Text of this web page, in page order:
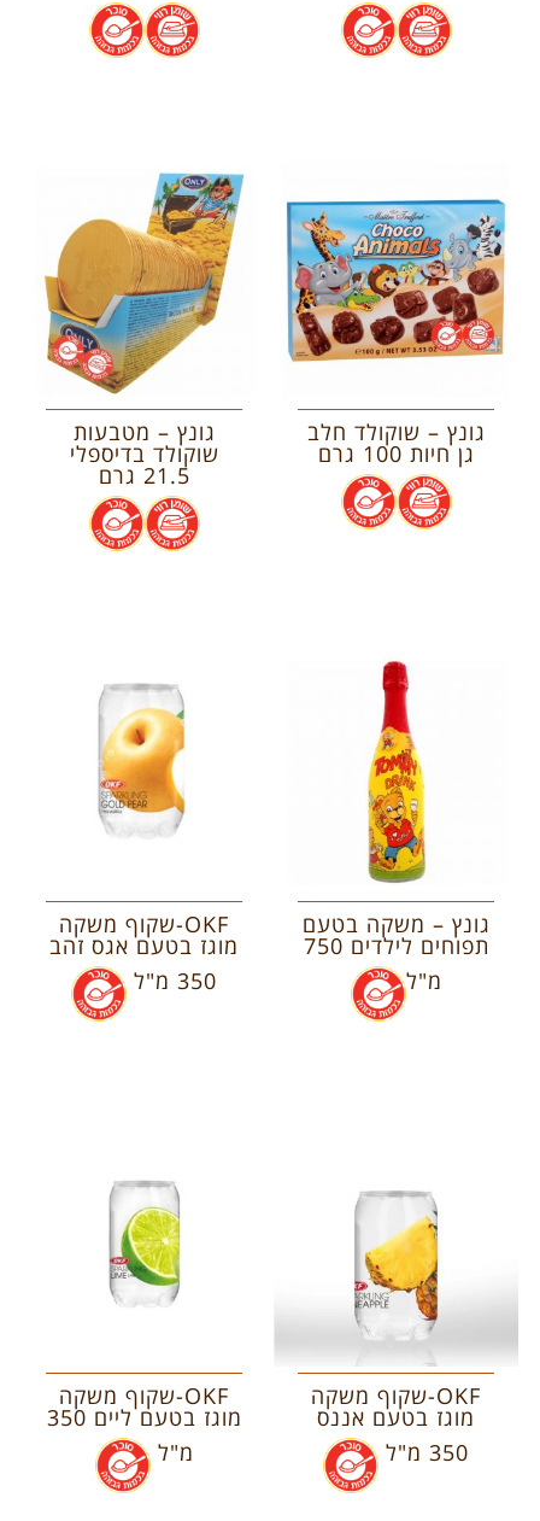
.
.
.
.
גונץ – שוקולד חלב
גן חיות 100 גרם
.
.
גונץ – מטבעות
שוקולד בדיספלי
21.5 גרם
.
.
גונץ – משקה בטעם
תפוחים לילדים 750
מ"ל
.
OKF-שקוף משקה
מוגז בטעם אגס זהב
350 מ"ל
.
OKF-שקוף משקה
מוגז בטעם אננס
350 מ"ל
.
OKF-שקוף משקה
מוגז בטעם ליים 350
מ"ל
.